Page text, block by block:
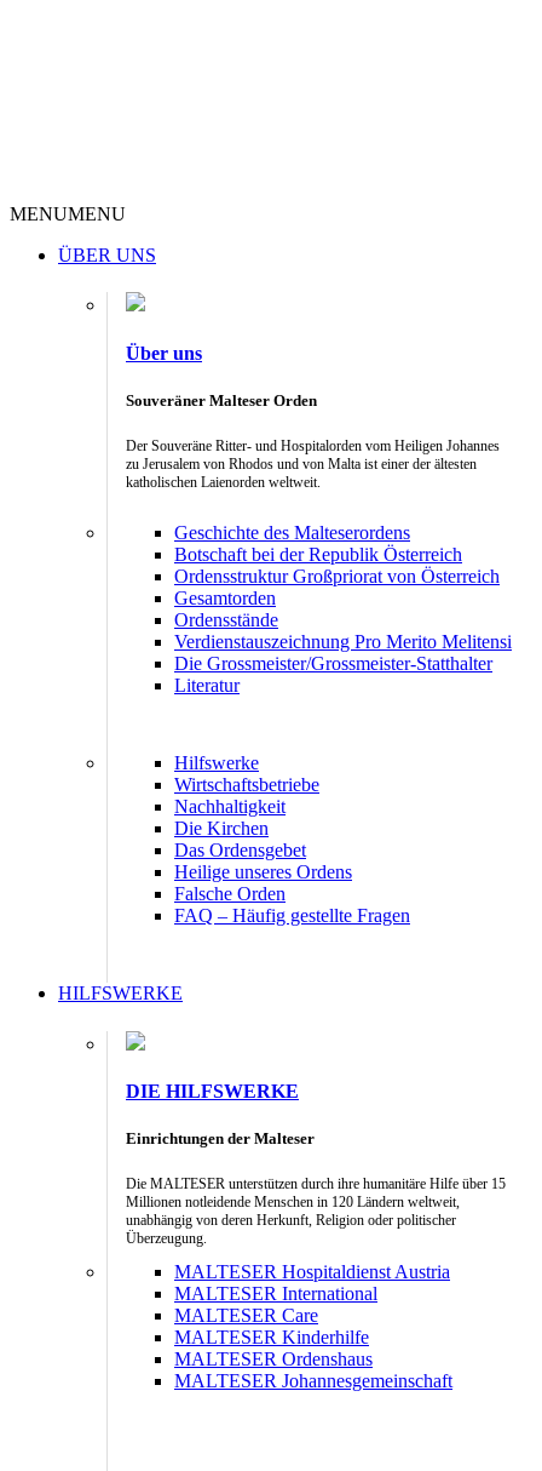
MENUMENU
ÜBER UNS
Über uns
Souveräner Malteser Orden
Der Souveräne Ritter- und Hospitalorden vom Heiligen Johannes
zu Jerusalem von Rhodos und von Malta ist einer der ältesten
katholischen Laienorden weltweit.
Geschichte des Malteserordens
Botschaft bei der Republik Österreich
Ordensstruktur Großpriorat von Österreich
Gesamtorden
Ordensstände
Verdienstauszeichnung Pro Merito Melitensi
Die Grossmeister/Grossmeister-Statthalter
Literatur
Hilfswerke
Wirtschaftsbetriebe
Nachhaltigkeit
Die Kirchen
Das Ordensgebet
Heilige unseres Ordens
Falsche Orden
FAQ – Häufig gestellte Fragen
HILFSWERKE
DIE HILFSWERKE
Einrichtungen der Malteser
Die MALTESER unterstützen durch ihre humanitäre Hilfe über 15
Millionen notleidende Menschen in 120 Ländern weltweit,
unabhängig von deren Herkunft, Religion oder politischer
Überzeugung.
MALTESER Hospitaldienst Austria
MALTESER International
MALTESER Care
MALTESER Kinderhilfe
MALTESER Ordenshaus
MALTESER Johannesgemeinschaft